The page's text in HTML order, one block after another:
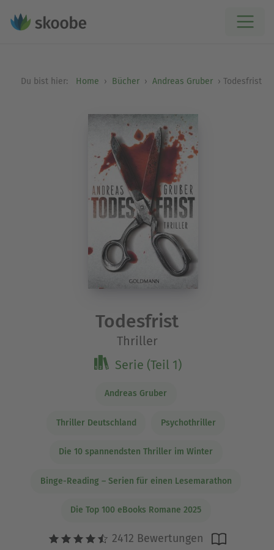
Du bist hier: Home Bücher Andreas Gruber Todesfrist
Todesfrist
Thriller
Serie (Teil 1)
Andreas Gruber
Thriller Deutschland Psychothriller
Die 10 spannendsten Thriller im Winter
Binge-Reading – Serien für einen Lesemarathon
Die Top 100 eBooks Romane 2025
2412 Bewertungen